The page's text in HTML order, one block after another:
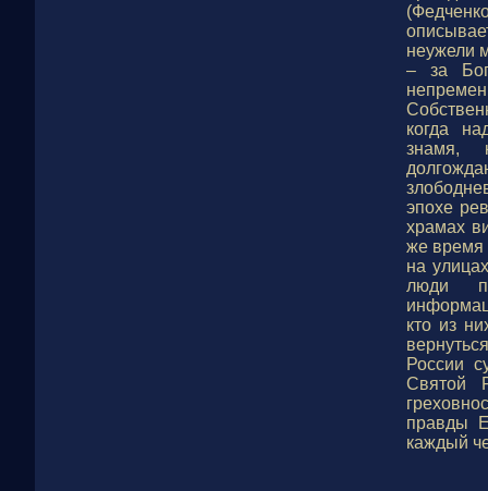
неужели
– за
когда
знамя,
эпохе
храмах
же время
на
люди
кто из
России
Святой
правды
каждый